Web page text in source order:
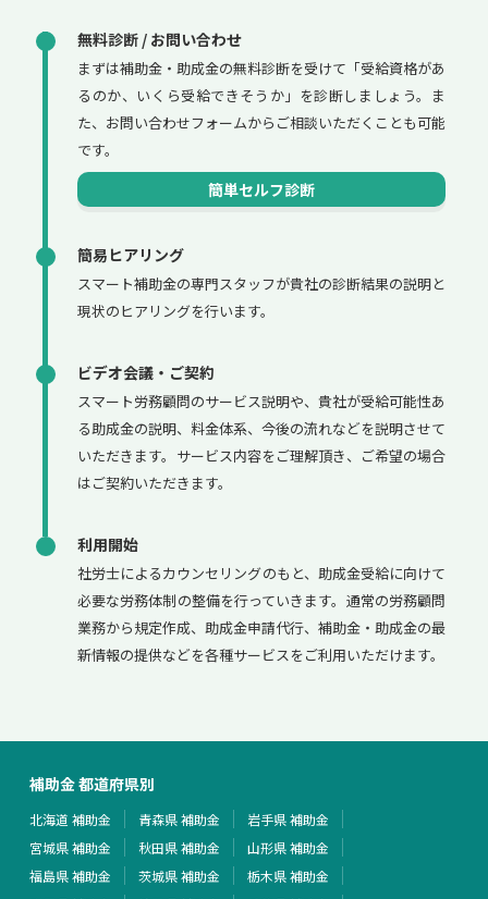
無料診断 / お問い合わせ
まずは補助金・助成金の無料診断を受けて「受給資格があ
るのか、いくら受給できそうか」を診断しましょう。ま
た、お問い合わせフォームからご相談いただくことも可能
です。
簡単セルフ診断
簡易ヒアリング
スマート補助金の専門スタッフが貴社の診断結果の説明と
現状のヒアリングを行います。
ビデオ会議・ご契約
スマート労務顧問のサービス説明や、貴社が受給可能性あ
る助成金の説明、料金体系、今後の流れなどを説明させて
いただきます。サービス内容をご理解頂き、ご希望の場合
はご契約いただきます。
利用開始
社労士によるカウンセリングのもと、助成金受給に向けて
必要な労務体制の整備を行っていきます。通常の労務顧問
業務から規定作成、助成金申請代行、補助金・助成金の最
新情報の提供などを各種サービスをご利用いただけます。
補助金 都道府県別
北海道 補助金 青森県 補助金
岩手県 補助金
宮城県 補助金
秋田県 補助金
山形県 補助金
福島県 補助金
茨城県 補助金
栃木県 補助金